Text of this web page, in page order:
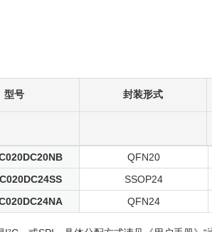
型号 封装形式
QFN20
SSOP24
QFN24